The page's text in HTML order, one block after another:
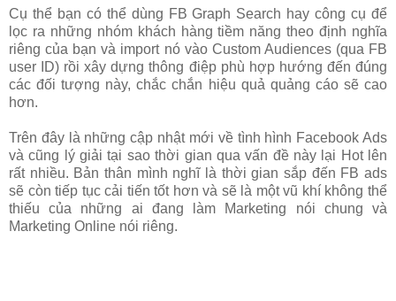
Cụ thể bạn có thể dùng FB Graph Search hay công cụ để
lọc ra những nhóm khách hàng tiềm năng theo định nghĩa
riêng của bạn và import nó vào Custom Audiences (qua FB
user ID) rồi xây dựng thông điệp phù hợp hướng đến đúng
các đối tượng này, chắc chắn hiệu quả quảng cáo sẽ cao
hơn.
Trên đây là những cập nhật mới về tình hình Facebook Ads
và cũng lý giải tại sao thời gian qua vấn đề này lại Hot lên
rất nhiều. Bản thân mình nghĩ là thời gian sắp đến FB ads
sẽ còn tiếp tục cải tiến tốt hơn và sẽ là một vũ khí không thể
thiếu của những ai đang làm Marketing nói chung và
Marketing Online nói riêng.